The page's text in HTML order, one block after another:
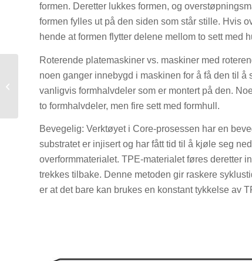
formen. Deretter lukkes formen, og
formen fylles ut på den siden som står stille. Hvis
hende at formen flytter delene mellom to sett med
Roterende platemaskiner vs. maskiner med
noen ganger innebygd i maskinen for å få den til
vanligvis formhalvdeler som er montert på den.
to formhalvdeler, men fire sett med formhull.
Bevegelig: Verktøyet i Core-prosessen har en
substratet er injisert og har fått tid til å kjøle seg
overformmaterialet. TPE-materialet føres deretter
trekkes tilbake. Denne metoden gir raskere
er at det bare kan brukes en konstant tykkelse av
Sprøytestøping for biler